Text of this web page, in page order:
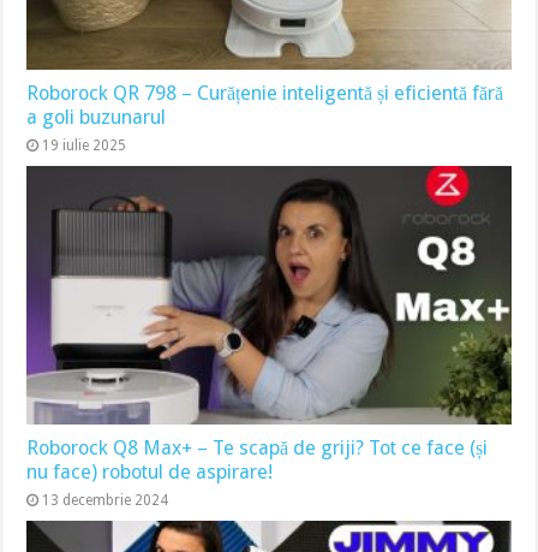
Roborock QR 798 – Curățenie inteligentă și eficientă fără
a goli buzunarul
19 iulie 2025
Roborock Q8 Max+ – Te scapă de griji? Tot ce face (și
nu face) robotul de aspirare!
13 decembrie 2024